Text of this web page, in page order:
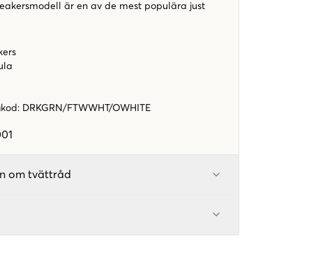
är en av de mest populära just
: DRKGRN/FTWWHT/OWHITE
om tvättråd